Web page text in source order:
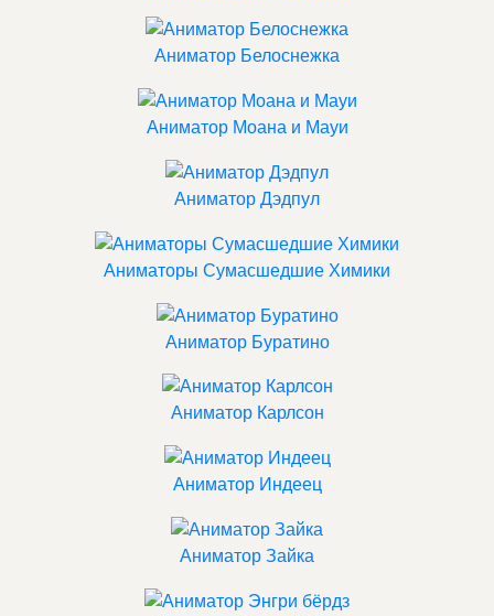
Аниматор Белоснежка
Аниматор Моана и Мауи
Аниматор Дэдпул
Аниматоры Сумасшедшие Химики
Аниматор Буратино
Аниматор Карлсон
Аниматор Индеец
Аниматор Зайка